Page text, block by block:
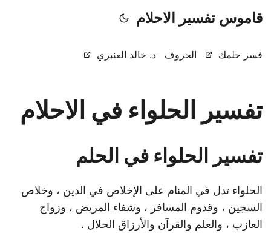
قاموس تفسير الاحلام
فسر حلمك الحروف د. خالد العنبري
تفسير الحلواء في الاحلام
تفسير الحلواء في الحلم
الحلواء تدل في المنام على الإخلاص في الدين ، وخلاص
السجين ، وقدوم المسافر ، وشفاء المريض ، وزواج
العازب ، والعلم والقرآن والأرزاق الحلال .